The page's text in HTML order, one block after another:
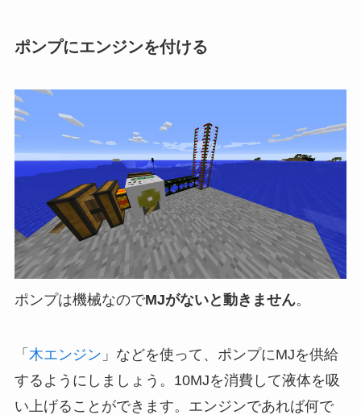
ポンプにエンジンを付ける
ポンプは機械なのでMJがないと動きません。
「 木エンジン 」などを使って、ポンプにMJを供給
するようにしましょう。10MJを消費して液体を吸
い上げることができます。エンジンであれば何で